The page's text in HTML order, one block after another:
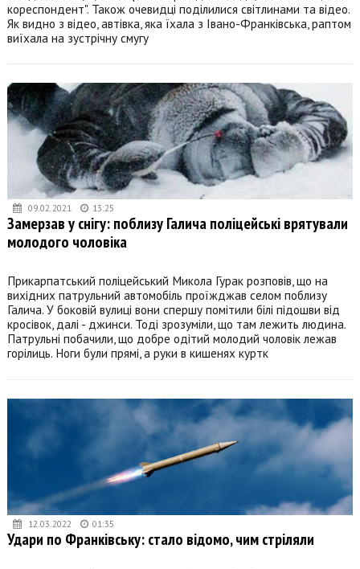
кореспондент". Також очевидці поділилися світлинами та відео.
Як видно з відео, автівка, яка їхала з Івано-Франківська, раптом
виїхала на зустрічну смугу
09.02.2021 13:25
Замерзав у снігу: поблизу Галича поліцейські врятували
молодого чоловіка
Прикарпатський поліцейський Микола Гурак розповів, що на
вихідних патрульний автомобіль проїжджав селом поблизу
Галича. У боковій вулиці вони спершу помітили білі підошви від
кросівок, далі - джинси. Тоді зрозуміли, що там лежить людина.
Патрульні побачили, що добре одітий молодий чоловік лежав
горілиць. Ноги були прямі, а руки в кишенях куртк
12.03.2022 01:35
Удари по Франківську: стало відомо, чим стріляли